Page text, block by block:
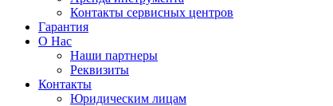
Контакты сервисных центров
Гарантия
О Нас
Наши партнеры
Реквизиты
Контакты
Юридическим лицам